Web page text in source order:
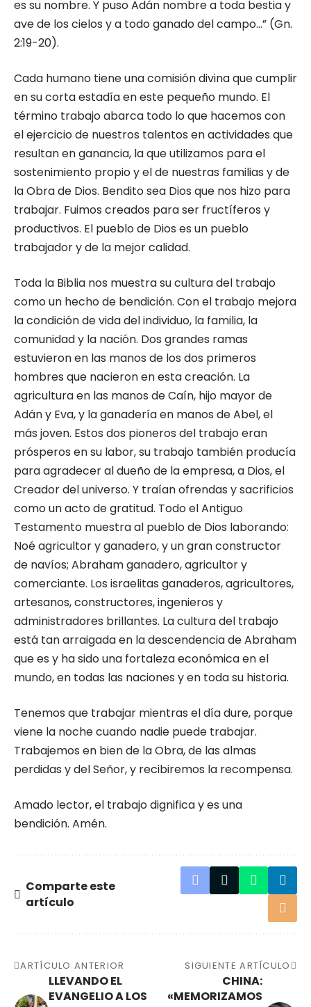
es su nombre. Y puso Adán nombre a toda bestia y
ave de los cielos y a todo ganado del campo…” (Gn.
2:19-20).
Cada humano tiene una comisión divina que cumplir
en su corta estadía en este pequeño mundo. El
término trabajo abarca todo lo que hacemos con
el ejercicio de nuestros talentos en actividades que
resultan en ganancia, la que utilizamos para el
sostenimiento propio y el de nuestras familias y de
la Obra de Dios. Bendito sea Dios que nos hizo para
trabajar. Fuimos creados para ser fructíferos y
productivos. El pueblo de Dios es un pueblo
trabajador y de la mejor calidad.
Toda la Biblia nos muestra su cultura del trabajo
como un hecho de bendición. Con el trabajo mejora
la condición de vida del individuo, la familia, la
comunidad y la nación. Dos grandes ramas
estuvieron en las manos de los dos primeros
hombres que nacieron en esta creación. La
agricultura en las manos de Caín, hijo mayor de
Adán y Eva, y la ganadería en manos de Abel, el
más joven. Estos dos pioneros del trabajo eran
prósperos en su labor, su trabajo también producía
para agradecer al dueño de la empresa, a Dios, el
Creador del universo. Y traían ofrendas y sacrificios
como un acto de gratitud. Todo el Antiguo
Testamento muestra al pueblo de Dios laborando:
Noé agricultor y ganadero, y un gran constructor
de navíos; Abraham ganadero, agricultor y
comerciante. Los israelitas ganaderos, agricultores,
artesanos, constructores, ingenieros y
administradores brillantes. La cultura del trabajo
está tan arraigada en la descendencia de Abraham
que es y ha sido una fortaleza económica en el
mundo, en todas las naciones y en toda su historia.
Tenemos que trabajar mientras el día dure, porque
viene la noche cuando nadie puede trabajar.
Trabajemos en bien de la Obra, de las almas
perdidas y del Señor, y recibiremos la recompensa.
Amado lector, el trabajo dignifica y es una
bendición. Amén.
Comparte este
artículo
ARTÍCULO ANTERIOR
LLEVANDO EL
EVANGELIO A LOS
SIGUIENTE ARTÍCULO
CHINA:
«MEMORIZAMOS